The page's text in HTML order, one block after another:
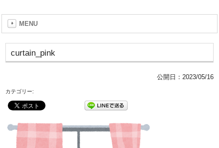
MENU
curtain_pink
公開日： 2023/05/16
カテゴリー: